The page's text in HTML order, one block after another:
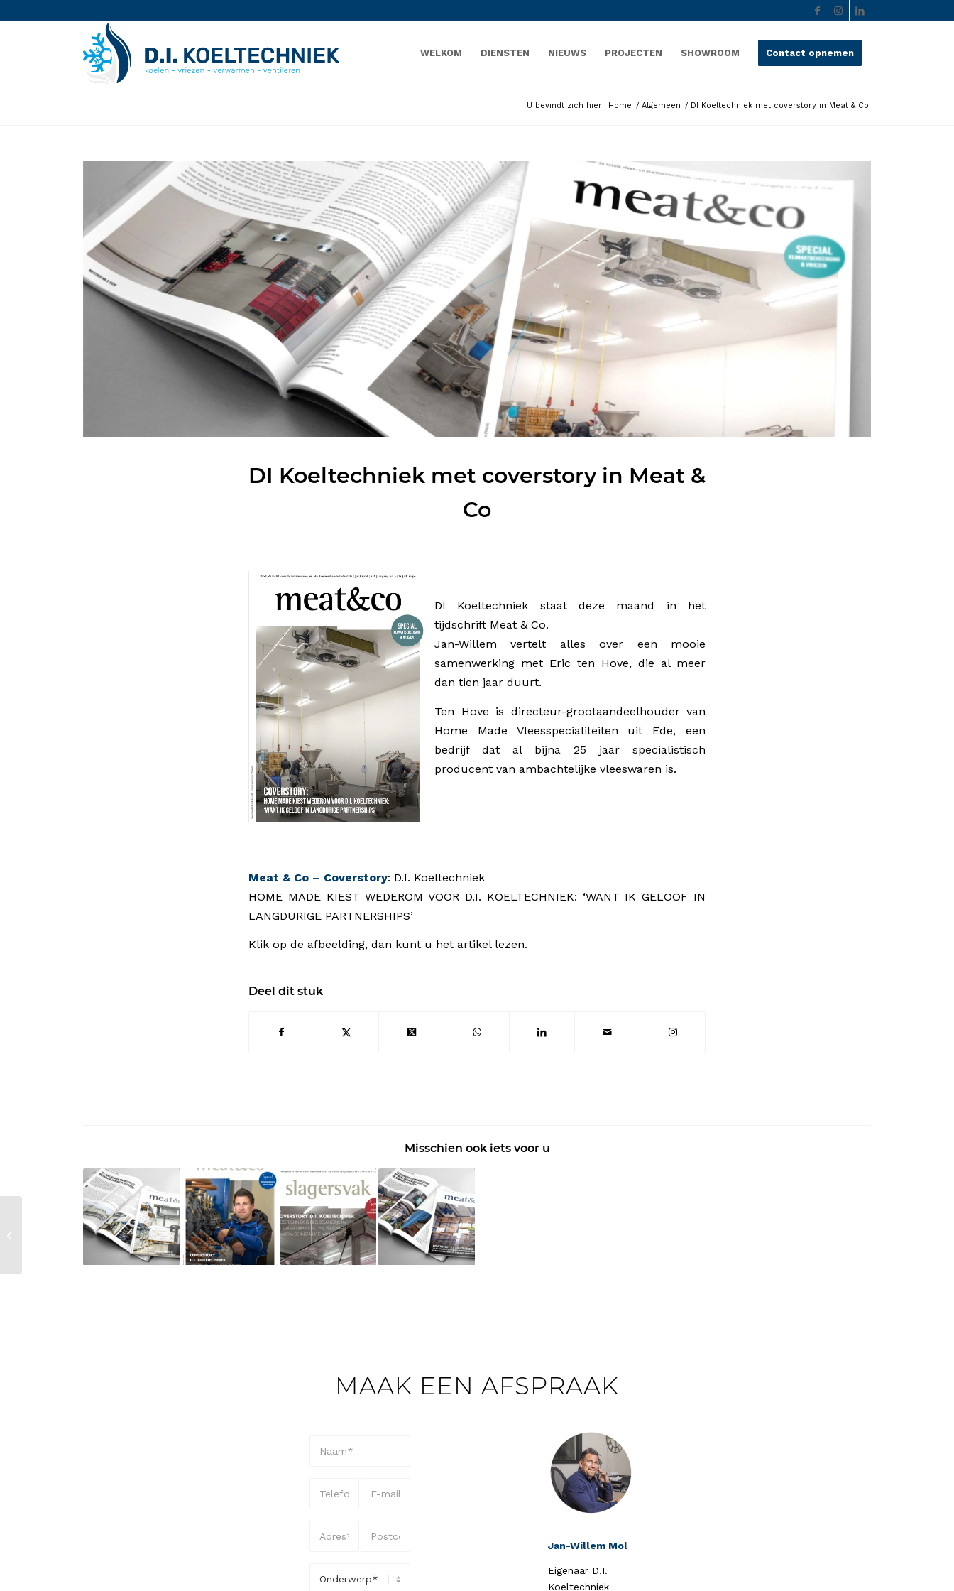
WELKOM DIENSTEN NIEUWS PROJECTEN SHOWROOM Contact opnemen
U bevindt zich hier: Home / Algemeen / DI Koeltechniek met coverstory in Meat & Co
DI Koeltechniek met coverstory in Meat &
Co
DI Koeltechniek staat deze maand in het
tijdschrift Meat & Co.
Jan-Willem vertelt alles over een mooie
samenwerking met Eric ten Hove, die al meer
dan tien jaar duurt.
Ten Hove is directeur-grootaandeelhouder van
Home Made Vleesspecialiteiten uit Ede, een
bedrijf dat al bijna 25 jaar specialistisch
producent van ambachtelijke vleeswaren is.
Meat & Co – Coverstory: D.I. Koeltechniek
HOME MADE KIEST WEDEROM VOOR D.I. KOELTECHNIEK: ‘WANT IK GELOOF IN
LANGDURIGE PARTNERSHIPS’
Klik op de afbeelding, dan kunt u het artikel lezen.
Deel dit stuk
Misschien ook iets voor u
MAAK EEN AFSPRAAK
Jan-Willem Mol
Eigenaar D.I.
Koeltechniek
Introductie van de
Refra OASIS-serie